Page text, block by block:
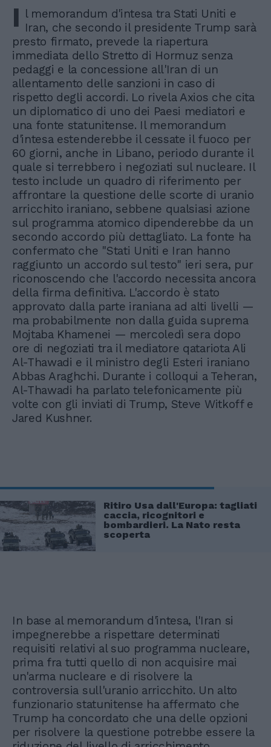
I l memorandum d'intesa tra Stati Uniti e
Iran, che secondo il presidente Trump sarà
presto firmato, prevede la riapertura
immediata dello Stretto di Hormuz senza
pedaggi e la concessione all'Iran di un
allentamento delle sanzioni in caso di
rispetto degli accordi. Lo rivela Axios che cita
un diplomatico di uno dei Paesi mediatori e
una fonte statunitense. Il memorandum
d'intesa estenderebbe il cessate il fuoco per
60 giorni, anche in Libano, periodo durante il
quale si terrebbero i negoziati sul nucleare. Il
testo include un quadro di riferimento per
affrontare la questione delle scorte di uranio
arricchito iraniano, sebbene qualsiasi azione
sul programma atomico dipenderebbe da un
secondo accordo più dettagliato. La fonte ha
confermato che "Stati Uniti e Iran hanno
raggiunto un accordo sul testo" ieri sera, pur
riconoscendo che l'accordo necessita ancora
della firma definitiva. L'accordo è stato
approvato dalla parte iraniana ad alti livelli —
ma probabilmente non dalla guida suprema
Mojtaba Khamenei — mercoledì sera dopo
ore di negoziati tra il mediatore qatariota Ali
Al-Thawadi e il ministro degli Esteri iraniano
Abbas Araghchi. Durante i colloqui a Teheran,
Al-Thawadi ha parlato telefonicamente più
volte con gli inviati di Trump, Steve Witkoff e
Jared Kushner.
Ritiro Usa dall'Europa: tagliati
caccia, ricognitori e
bombardieri. La Nato resta
scoperta
In base al memorandum d'intesa, l'Iran si
impegnerebbe a rispettare determinati
requisiti relativi al suo programma nucleare,
prima fra tutti quello di non acquisire mai
un'arma nucleare e di risolvere la
controversia sull'uranio arricchito. Un alto
funzionario statunitense ha affermato che
Trump ha concordato che una delle opzioni
per risolvere la questione potrebbe essere la